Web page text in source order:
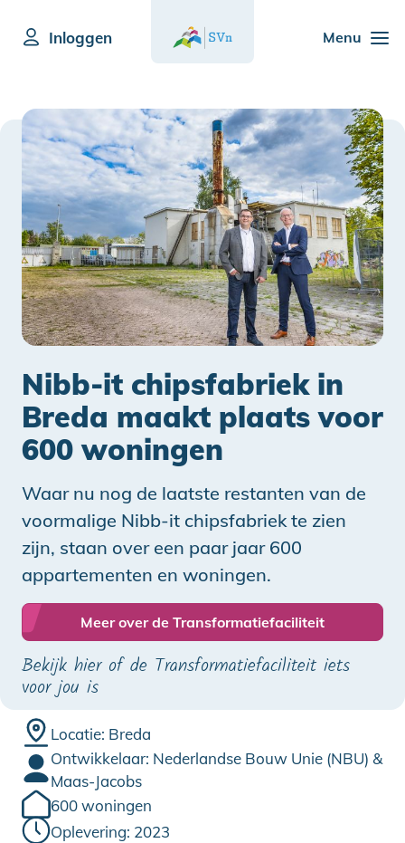
Menu
Inloggen
Nibb-it chipsfabriek in
Breda maakt plaats voor
600 woningen
Waar nu nog de laatste restanten van de
voormalige Nibb-it chipsfabriek te zien
zijn, staan over een paar jaar 600
appartementen en woningen.
Meer over de Transformatiefaciliteit
Bekijk hier of de Transformatiefaciliteit iets
voor jou is
Locatie: Breda
Ontwikkelaar: Nederlandse Bouw Unie (NBU) &
Maas-Jacobs
600 woningen
Oplevering: 2023